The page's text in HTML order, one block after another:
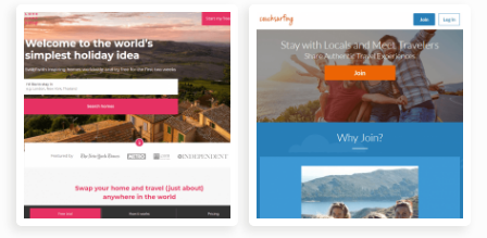
I am a professional travel writer and travel enthusiast who
traveled the world twice, so I am sharing my firsthand
knowledge about everything related to travel and spending
time abroad.